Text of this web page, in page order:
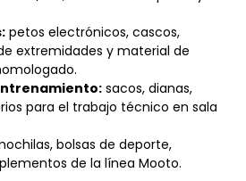
petos electrónicos, cascos,
extremidades y material de
sacos, dianas,
para el trabajo técnico en sala
bolsas de deporte,
de la línea Mooto.